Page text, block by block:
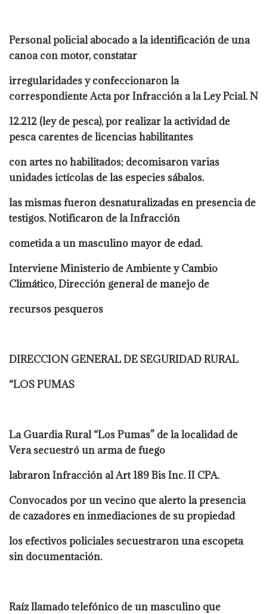
Personal policial abocado a la identificación de una
canoa con motor, constatar
irregularidades y confeccionaron la
correspondiente Acta por Infracción a la Ley Pcial. N
12.212 (ley de pesca), por realizar la actividad de
pesca carentes de licencias habilitantes
con artes no habilitados; decomisaron varias
unidades ictícolas de las especies sábalos.
las mismas fueron desnaturalizadas en presencia de
testigos. Notificaron de la Infracción
cometida a un masculino mayor de edad.
Interviene Ministerio de Ambiente y Cambio
Climático, Dirección general de manejo de
recursos pesqueros
DIRECCION GENERAL DE SEGURIDAD RURAL
“LOS PUMAS
La Guardia Rural “Los Pumas” de la localidad de
Vera secuestró un arma de fuego
labraron Infracción al Art 189 Bis Inc. II CPA.
Convocados por un vecino que alerto la presencia
de cazadores en inmediaciones de su propiedad
los efectivos policiales secuestraron una escopeta
sin documentación.
Raíz llamado telefónico de un masculino que